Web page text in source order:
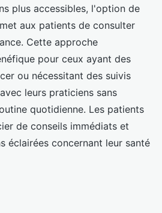
plus accessibles, l'option de
aux patients de consulter
Cette approche
pour ceux ayant des
ou nécessitant des suivis
leurs praticiens sans
quotidienne. Les patients
de conseils immédiats et
éclairées concernant leur santé